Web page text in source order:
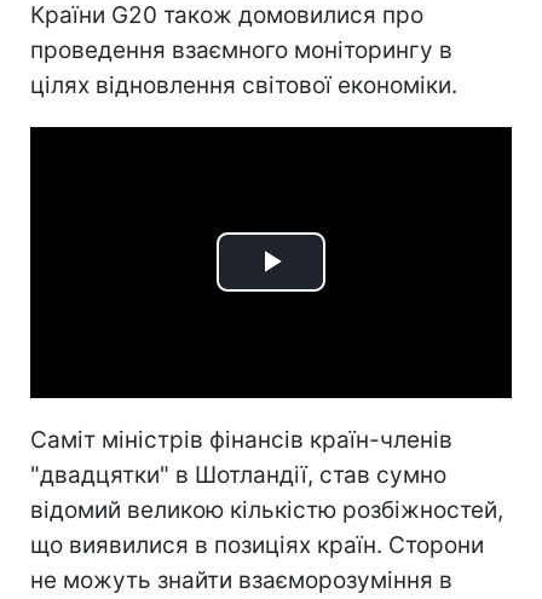
Країни G20 також домовилися про
проведення взаємного моніторингу в
цілях відновлення світової економіки.
Play
Саміт міністрів фінансів країн-членів
"двадцятки" в Шотландії, став сумно
відомий великою кількістю розбіжностей,
що виявилися в позиціях країн. Сторони
не можуть знайти взаєморозуміння в